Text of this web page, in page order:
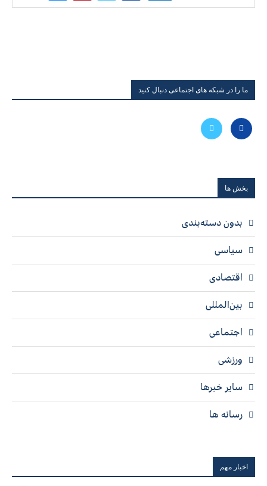
ما را در شبکه های اجتماعی دنبال کنید
بخش ها
بدون دسته‌بندی
سیاسی
اقتصادی
بین‌المللی
اجتماعی
ورزشی
سایر خبرها
رسانه ها
اخبار مهم